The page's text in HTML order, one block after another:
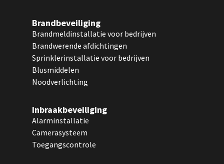
Brandbeveiliging
Brandmeldinstallatie voor bedrijven
Brandwerende afdichtingen
Sprinklerinstallatie voor bedrijven
Blusmiddelen
Noodverlichting
Inbraakbeveiliging
Alarminstallatie
Camerasysteem
Toegangscontrole